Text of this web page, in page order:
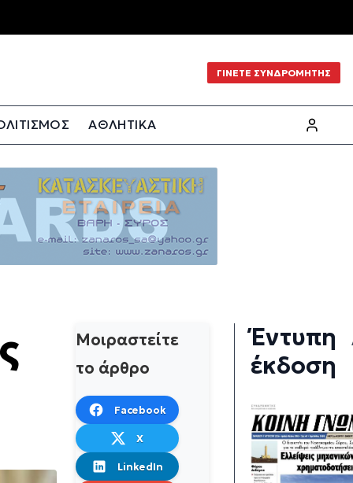
ΓΙΝΕΤΕ ΣΥΝΔΡΟΜΗΤΗΣ
ΑΘΛΗΤΙΚΑ
Μοιραστείτε
το άρθρο
Facebook
X
LinkedIn
Έντυπη
έκδοση